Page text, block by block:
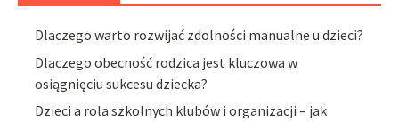
Dlaczego warto rozwijać zdolności manualne u dzieci?
Dlaczego obecność rodzica jest kluczowa w
osiągnięciu sukcesu dziecka?
Dzieci a rola szkolnych klubów i organizacji – jak